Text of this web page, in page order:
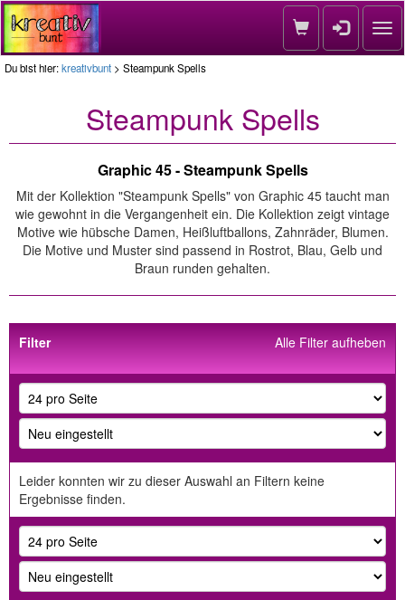
Du bist hier:kreativbunt > Steampunk Spells
Steampunk Spells
Graphic 45 - Steampunk Spells
Mit der Kollektion "Steampunk Spells" von Graphic 45 taucht man
wie gewohnt in die Vergangenheit ein. Die Kollektion zeigt vintage
Motive wie hübsche Damen, Heißluftballons, Zahnräder, Blumen.
Die Motive und Muster sind passend in Rostrot, Blau, Gelb und
Braun runden gehalten.
Alle Filter aufheben
Filter
Leider konnten wir zu dieser Auswahl an Filtern keine
Ergebnisse finden.